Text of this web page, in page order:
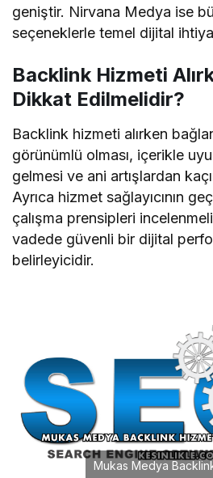
geniştir. Nirvana Medya ise
seçeneklerle temel dijital
Backlink Hizmeti
Dikkat Edilmelidir?
Backlink hizmeti alırken
görünümlü olması, içerikle
gelmesi ve ani artışlardan
Ayrıca hizmet sağlayıcının
çalışma prensipleri
vadede güvenli bir dijital
belirleyicidir.
Mukas Medya